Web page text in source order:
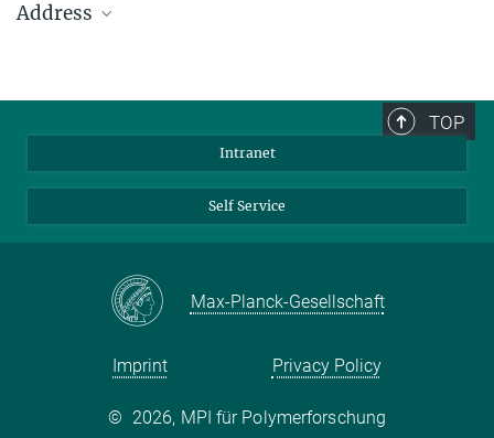
Address
55128 Mainz
Phone: +49 6131 379-0
Fax: +49 6131 379-100
TOP
Intranet
Self Service
Max-Planck-Gesellschaft
Imprint Privacy Policy
© 2026, MPI für Polymerforschung